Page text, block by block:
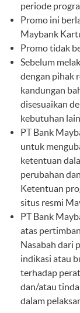
periode
Promo ini
Maybank
Promo tidak
Sebelum
dengan pihak
kandungan
disesuaikan
kebutuhan
PT Bank
untuk
ketentuan
perubahan
Ketentuan
situs resmi
PT Bank
atas
Nasabah dari
indikasi atau
terhadap
dan/atau
dalam